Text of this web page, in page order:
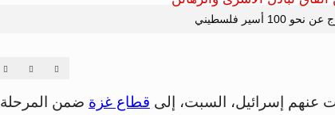
أسير فلسطيني
قطاع غزة ضمن المرحلة